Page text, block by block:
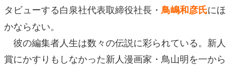
タビューする白泉社代表取締役社長・ 鳥嶋和彦氏にほ
かならない。
彼の編集者人生は数々の伝説に彩られている。新人
賞にかすりもしなかった新人漫画家・鳥山明を一から